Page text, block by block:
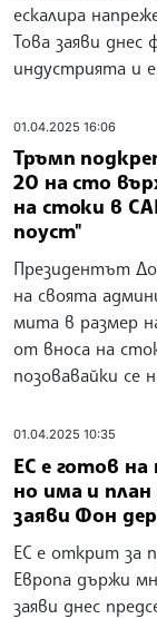
ескалира
Това заяви днес
индустрията и
01.04.2025 16:06
Тръмп
20 на сто
на стоки в
поуст"
Президентът
на своята
мита в размер
от вноса на
позовавайки се
01.04.2025 10:35
ЕС е готов
но има и
заяви Фон
ЕС е открит за
Европа държи
заяви днес